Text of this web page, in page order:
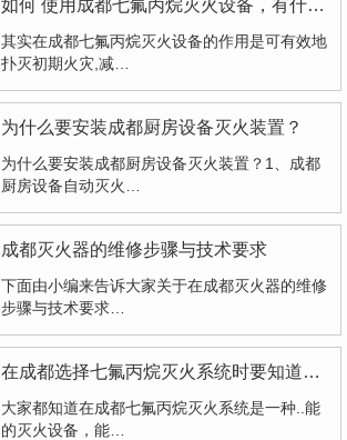
如何 使用成都七氟丙烷灭火设备，有什么注意要点？
其实在成都七氟丙烷灭火设备的作用是可有效地
扑灭初期火灾,减…
为什么要安装成都厨房设备灭火装置？
为什么要安装成都厨房设备灭火装置？1、成都
厨房设备自动灭火…
成都灭火器的维修步骤与技术要求
下面由小编来告诉大家关于在成都灭火器的维修
步骤与技术要求…
在成都选择七氟丙烷灭火系统时要知道些什么？
大家都知道在成都七氟丙烷灭火系统是一种..能
的灭火设备，能…